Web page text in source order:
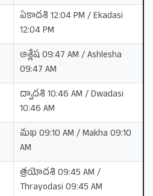
ఏకాదశి 12:04 PM / Ekadasi
12:04 PM
ఆశ్లేష 09:47 AM / Ashlesha
09:47 AM
ద్వాదశి 10:46 AM / Dwadasi
10:46 AM
మఖ 09:10 AM / Makha 09:10
AM
త్రయోదశి 09:45 AM /
Thrayodasi 09:45 AM